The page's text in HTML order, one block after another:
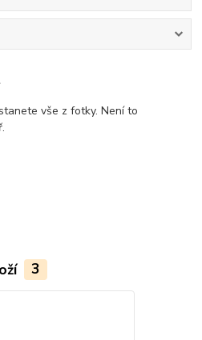
vše z fotky. Není to
3